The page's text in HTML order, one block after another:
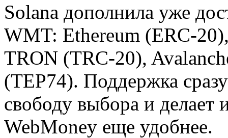
Solana дополнила уже
WMT: Ethereum (ERC-
TRON (TRC-20),
(TEP74). Поддержка
свободу выбора и делает
WebMoney еще удобнее.